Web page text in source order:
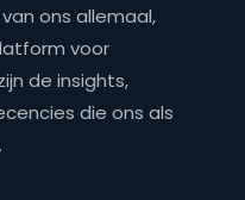
ons allemaal,
voor
de insights,
die ons als